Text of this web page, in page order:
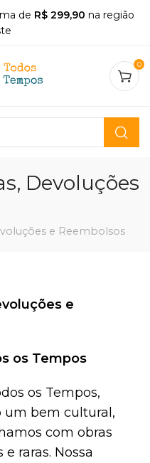
de R$ 299,90 na região
0
Devoluções
e Reembolsos
e
os Tempos
os Tempos,
um bem cultural,
com obras
raras. Nossa